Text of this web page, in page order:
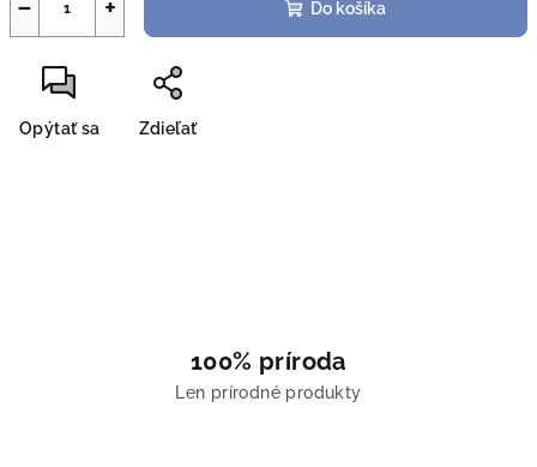
+
− Do košíka
Opýtať sa Zdieľať
100% príroda
Len prírodné produkty